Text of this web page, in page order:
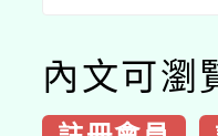
內文可瀏